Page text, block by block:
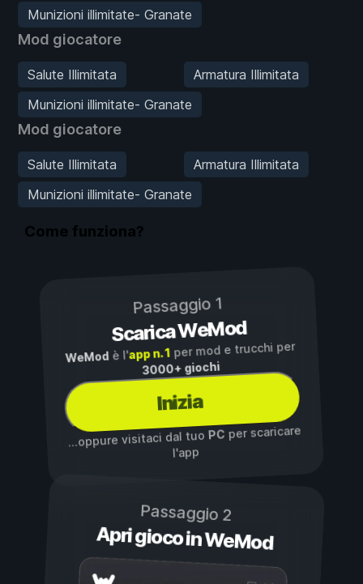
Munizioni illimitate- Granate
Mod giocatore
Salute Illimitata
Armatura Illimitata
Munizioni illimitate- Granate
Mod giocatore
Salute Illimitata
Armatura Illimitata
Munizioni illimitate- Granate
Come funziona?
Passaggio 1
Scarica WeMod
WeMod è l'app n. 1per mod e trucchi per
3000+ giochi
Inizia
...oppure visitaci dal tuoPC per scaricare
l'app
Passaggio 2
Apri gioco in WeMod